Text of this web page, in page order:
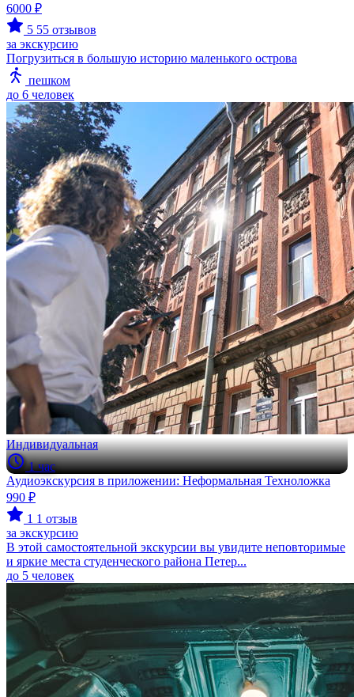
6000 ₽
5 55 отзывов
за экскурсию
Погрузиться в большую историю маленького острова
пешком
до 6 человек
Индивидуальная
1 час
Аудиоэкскурсия в приложении: Неформальная Техноложка
990 ₽
1 1 отзыв
за экскурсию
В этой самостоятельной экскурсии вы увидите неповторимые
и яркие места студенческого района Петер...
до 5 человек